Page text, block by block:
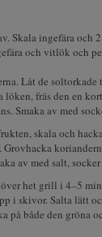
Skala ingefära
och vitlök och
Låt de soltorkade
löken, fräs den en
Smaka av med
skala och
av med salt,
het grill i 4–5
i skivor. Salta lätt
både den gröna